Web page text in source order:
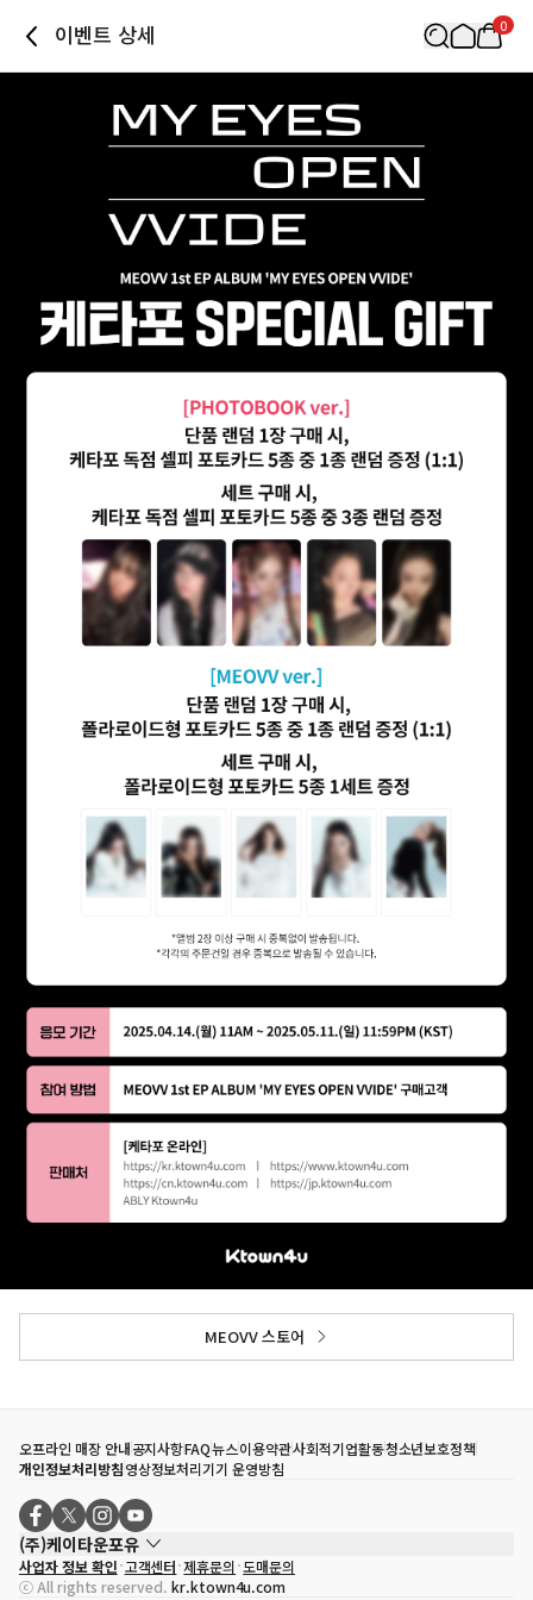
이벤트 상세 0
MEOVV 스토어
오프라인 매장 안내공지사항FAQ뉴스이용약관사회적기업활동청소년보호정책
개인정보처리방침영상정보처리기기 운영방침
(주)케이타운포유
대표자
송효민
사업자 정보 확인 고객센터 제휴문의 도매문의
ⓒ All rights reserved. kr.ktown4u.com